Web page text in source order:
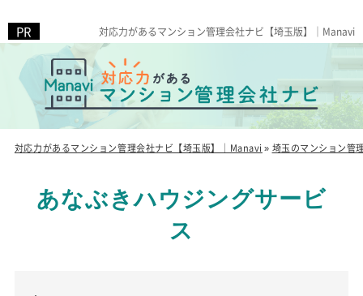
対応力があるマンション管理会社ナビ【埼玉版】｜Manavi
対応力があるマンション管理会社ナビ【埼玉版】｜Manavi » 埼玉のマンション管
あなぶきハウジングサービ
ス